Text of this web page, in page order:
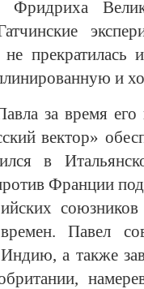
Фридриха
прекратилась
и
за время
вектор»
в
Франции
времен. Павел
а также